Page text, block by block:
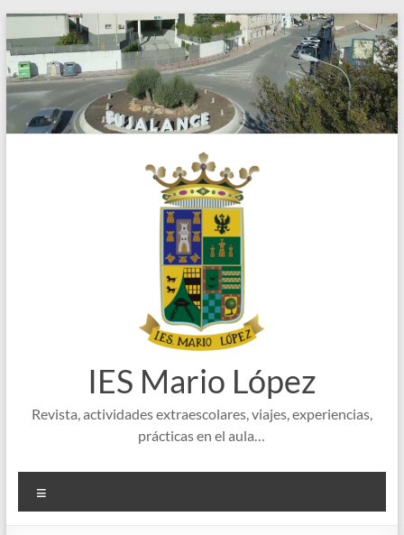
Saltar
al
contenido
IES Mario López
Revista, actividades extraescolares, viajes, experiencias,
prácticas en el aula…